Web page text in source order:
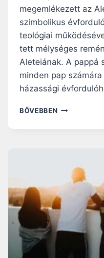
megemlékezett az
szimbolikus
teológiai
tett mélységes
Aleteiának. A pappá
minden pap
házassági
BŐVEBBEN
XVI.
BENEDEK
PÁPA
70
ÉVES
PAPI
MŰKÖDÉSÉT